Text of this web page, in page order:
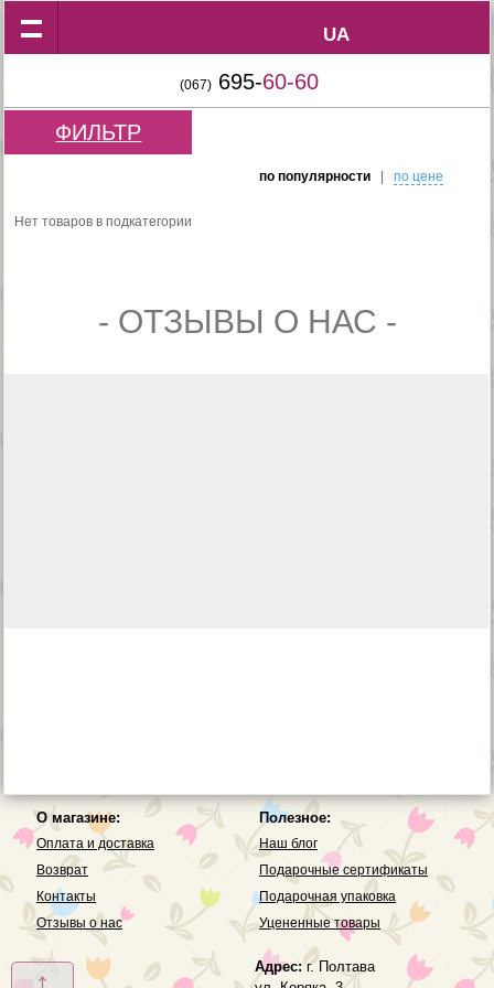
UA
UA
(067) 695-60-60
ФИЛЬТР
по популярности| по цене
Нет товаров в подкатегории
- ОТЗЫВЫ О НАС -
О магазине:
Оплата и доставка
Возврат
Контакты
Отзывы о нас
Полезное:
Наш блог
Подарочные сертификаты
Подарочная упаковка
Уцененные товары
Адрес:г. Полтава